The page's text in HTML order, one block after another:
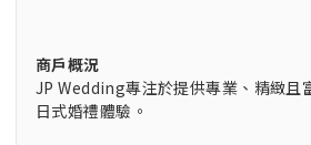
商戶概況
JP Wedding專注於提供專業、精緻且
日式婚禮體驗。